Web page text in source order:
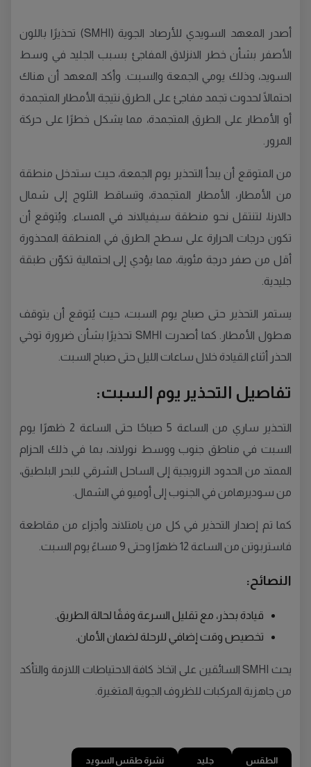
أصدر المعهد السويدي للأرصاد الجوية (SMHI) تحذيرًا باللون
الأصفر بشأن خطر الانزلاق المفاجئ بسبب الجليد في وسط
السويد، وذلك يومي الجمعة والسبت. وأكد المعهد أن هناك
احتمالًا لحدوث تجمد مفاجئ على الطرق نتيجة الأمطار المتجمدة
أو الأمطار على الطرق المتجمدة، مما يشكل خطرًا على حركة
المرور.
من المتوقع أن يبدأ التحذير يوم الجمعة، حيث ستدخل منطقة
من الأمطار، الأمطار المتجمدة، وتساقط الثلوج إلى شمال
دالارنا، لتنتقل نحو منطقة سيفيالاند في المساء. ويُتوقع أن
تكون درجات الحرارة على سطح الطرق في المنطقة المحذورة
أقل من صفر درجة مئوية، مما يؤدي إلى احتمالية تكوّن طبقة
جليدية.
يستمر التحذير حتى صباح يوم السبت، حيث يُتوقع أن يتوقف
هطول الأمطار. كما أصدرت SMHI تحذيرًا بشأن ضرورة توخي
الحذر أثناء القيادة خلال ساعات الليل حتى صباح السبت.
تفاصيل التحذير يوم السبت:
التحذير ساري من الساعة 5 صباحًا حتى الساعة 2 ظهرًا يوم
السبت في مناطق جنوب ووسط نورلاند، بما في ذلك الحزام
الممتد من الحدود النرويجية إلى الساحل الشرقي للبحر البلطيق،
من سوديرهامن في الجنوب إلى أوميو في الشمال.
كما تم إصدار التحذير في كل من يامتلاند وأجزاء من مقاطعة
فاستربوتن من الساعة 12 ظهرًا وحتى 9 مساءً يوم السبت.
النصائح:
قيادة بحذر، مع تقليل السرعة وفقًا لحالة الطريق.
تخصيص وقت إضافي للرحلة لضمان الأمان.
يحث SMHI السائقين على اتخاذ كافة الاحتياطات اللازمة والتأكد
من جاهزية المركبات للظروف الجوية المتغيرة.
الطقس جليد نشرة طقس السويد